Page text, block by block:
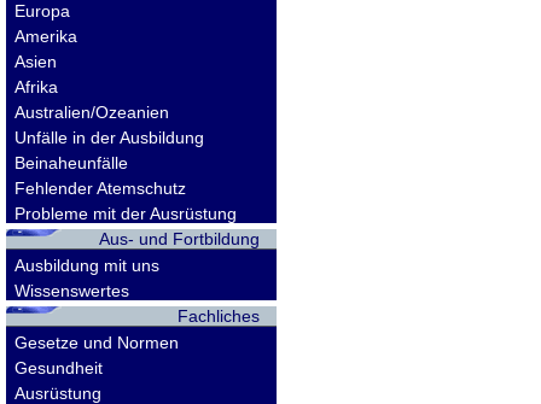
Europa
Amerika
Asien
Afrika
Australien/Ozeanien
Unfälle in der Ausbildung
Beinaheunfälle
Fehlender Atemschutz
Probleme mit der Ausrüstung
Aus- und Fortbildung
Ausbildung mit uns
Wissenswertes
Fachliches
Gesetze und Normen
Gesundheit
Ausrüstung